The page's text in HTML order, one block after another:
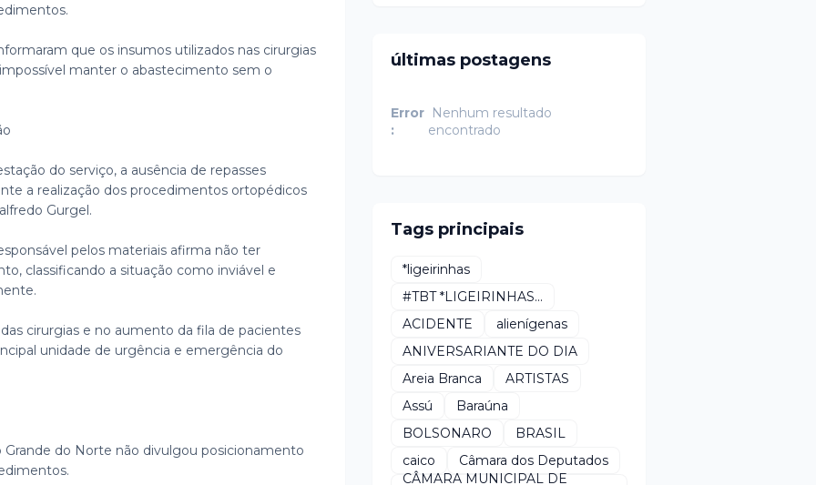
que os insumos utilizados nas cirurgias
manter o abastecimento sem o
do serviço, a ausência de repasses
a realização dos procedimentos ortopédicos
Gurgel.
pelos materiais afirma não ter
classificando a situação como inviável e
cirurgias e no aumento da fila de pacientes
unidade de urgência e emergência do
do Norte não divulgou posicionamento
últimas postagens
Error
:
Nenhum resultado
encontrado
Tags principais
*ligeirinhas
#TBT *LIGEIRINHAS...
ACIDENTE
alienígenas
ANIVERSARIANTE DO DIA
Areia Branca
ARTISTAS
Assú
Baraúna
BOLSONARO
BRASIL
caico
Câmara dos Deputados
CÂMARA MUNICIPAL DE